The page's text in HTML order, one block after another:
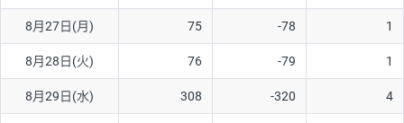
8月27日(月) 75 -78 1
8月28日(火) 76 -79 1
8月29日(水) 308 -320 4